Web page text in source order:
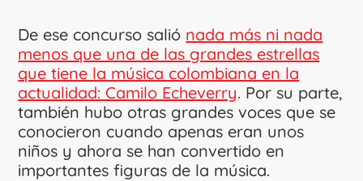
De ese concurso salió nada más ni nada
menos que una de las grandes estrellas
que tiene la música colombiana en la
actualidad: Camilo Echeverry. Por su parte,
también hubo otras grandes voces que se
conocieron cuando apenas eran unos
niños y ahora se han convertido en
importantes figuras de la música.